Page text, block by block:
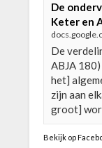
De
Keter en
De
ABJA
het]
zijn aan
groot]
Bekijk op